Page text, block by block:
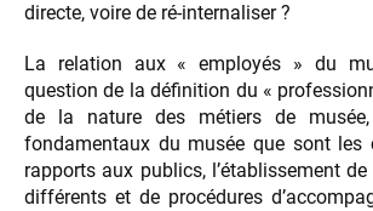
directe, voire de ré-internaliser ?
La relation aux « employés » du
question de la définition du «
de la nature des métiers de
fondamentaux du musée que sont les
rapports aux publics, l’établissement
différents et de procédures